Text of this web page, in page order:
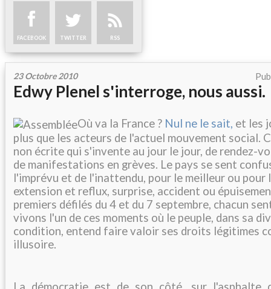
FACEBOOK TWITTER RSS
23 Octobre 2010
Edwy Plenel s'interroge, nous aussi.
Où va la France ? Nul ne le sait, et les
plus que les acteurs de l'actuel mouvement social.
non écrite qui s'invente au jour le jour, de rendez-
de manifestations en grèves. Le pays se sent
l'imprévu et de l'inattendu, pour le meilleur ou pour
extension et reflux, surprise, accident ou
premiers défilés du 4 et du 7 septembre, chacun
vivons l'un de ces moments où le peuple, dans sa
condition, entend faire valoir ses droits légitimes
illusoire.